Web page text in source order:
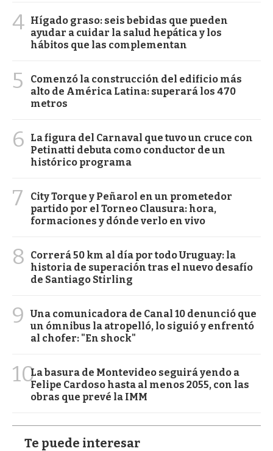
4 Hígado graso: seis bebidas que pueden
ayudar a cuidar la salud hepática y los
hábitos que las complementan
5
Comenzó la construcción del edificio más
alto de América Latina: superará los 470
metros
6
La figura del Carnaval que tuvo un cruce con
Petinatti debuta como conductor de un
histórico programa
7
City Torque y Peñarol en un prometedor
partido por el Torneo Clausura: hora,
formaciones y dónde verlo en vivo
8
Correrá 50 km al día por todo Uruguay: la
historia de superación tras el nuevo desafío
de Santiago Stirling
9
Una comunicadora de Canal 10 denunció que
un ómnibus la atropelló, lo siguió y enfrentó
al chofer: "En shock"
10La basura de Montevideo seguirá yendo a
Felipe Cardoso hasta al menos 2055, con las
obras que prevé la IMM
Te puede interesar